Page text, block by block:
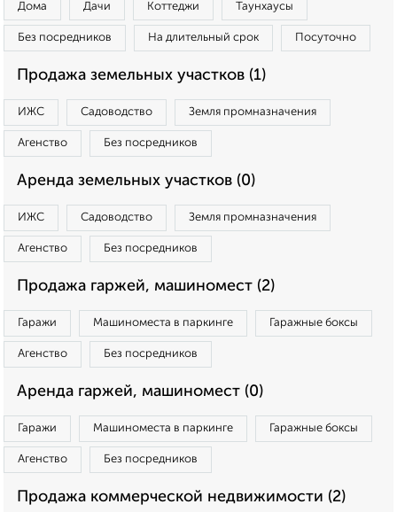
Дома Дачи Коттеджи Таунхаусы
Без посредников На длительный срок Посуточно
Продажа земельных участков (1)
ИЖС Садоводство Земля промназначения
Агенство Без посредников
Аренда земельных участков (0)
ИЖС Садоводство Земля промназначения
Агенство Без посредников
Продажа гаржей, машиномест (2)
Гаражи Машиноместа в паркинге Гаражные боксы
Агенство Без посредников
Аренда гаржей, машиномест (0)
Гаражи Машиноместа в паркинге Гаражные боксы
Агенство Без посредников
Продажа коммерческой недвижимости (2)